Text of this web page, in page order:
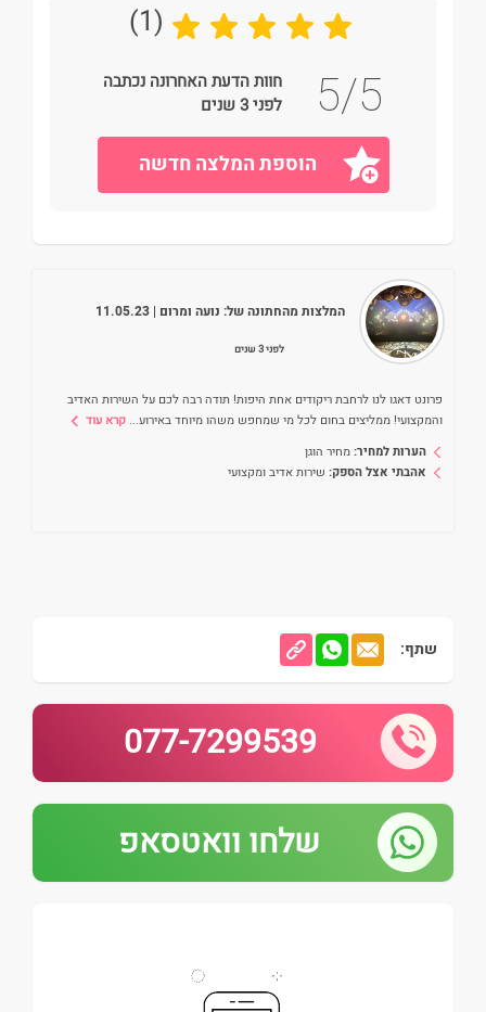
(1)
5/5
חוות הדעת האחרונה נכתבה
לפני 3 שנים
הוספת המלצה חדשה
לפני 3 שנים
המלצות מהחתונה של: נועה ומרום | 11.05.23
פרונט דאגו לנו לרחבת ריקודים אחת היפות! תודה רבה לכם על השירות האדיב
והמקצועי! ממליצים בחום לכל מי שמחפש משהו מיוחד באירוע... קרא עוד
הערות למחיר:מחיר הוגן
אהבתי אצל הספק: שירות אדיב ומקצועי
שתף:
077-7299539
שלחו וואטסאפ